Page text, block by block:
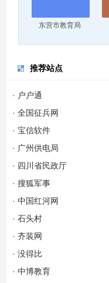
东营市教育局
推荐站点
· 户户通
· 全国征兵网
· 宝信软件
· 广州供电局
· 四川省民政厅
· 搜狐军事
· 中国红河网
· 石头村
· 齐装网
· 没得比
· 中博教育